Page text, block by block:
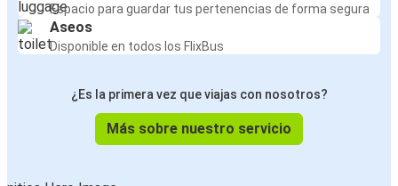
Espacio para guardar tus pertenencias de forma segura
Aseos
Disponible en todos los FlixBus
¿Es la primera vez que viajas con nosotros?
Más sobre nuestro servicio